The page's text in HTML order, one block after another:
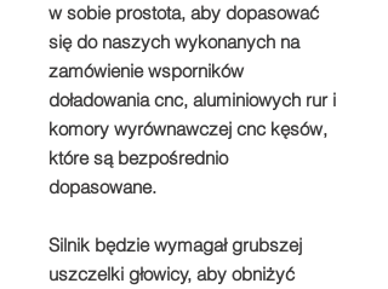
w sobie prostota, aby dopasować
się do naszych wykonanych na
zamówienie wsporników
doładowania cnc, aluminiowych rur i
komory wyrównawczej cnc kęsów,
które są bezpośrednio
dopasowane.
Silnik będzie wymagał grubszej
uszczelki głowicy, aby obniżyć